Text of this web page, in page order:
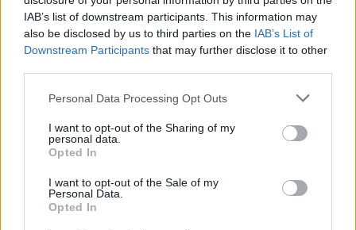
IAB’s list of downstream participants. This information may
also be disclosed by us to third parties on the IAB’s List of
Downstream Participants that may further disclose it to other
Personal Data Processing Opt Outs
I want to opt-out of the Sharing of my
personal data.
Opted In
I want to opt-out of the Sale of my
Personal Data.
Opted In
Staran luetuimmat
1